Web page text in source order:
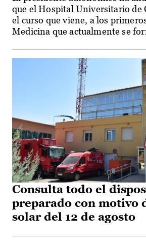
que el Hospital Universitario de
el curso que viene, a los
Medicina que actualmente se
Consulta todo el
preparado con motivo
solar del 12 de agosto